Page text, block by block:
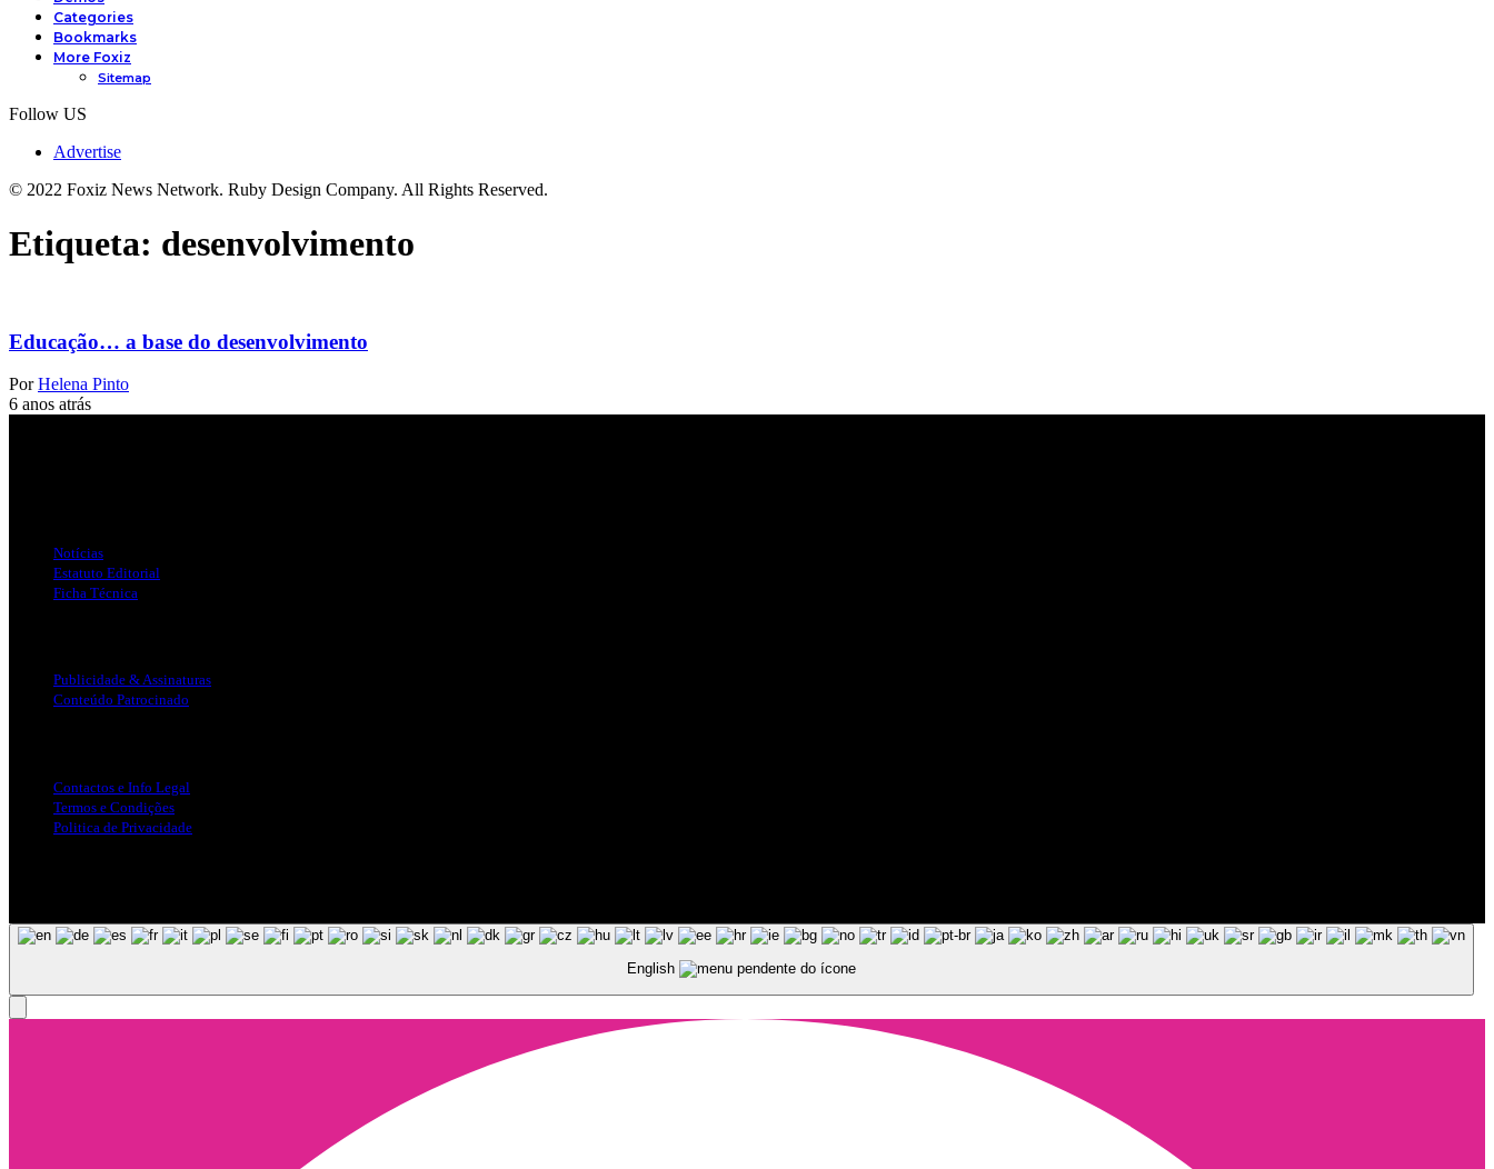
Categories
Bookmarks
More Foxiz
Sitemap
Follow US
Advertise
© 2022 Foxiz News Network. Ruby Design Company. All Rights Reserved.
Etiqueta: desenvolvimento
Educação… a base do desenvolvimento
Por Helena Pinto
6 anos atrás
Notícias
Estatuto Editorial
Ficha Técnica
Publicidade & Assinaturas
Conteúdo Patrocinado
Contactos e Info Legal
Termos e Condições
Politica de Privacidade
English